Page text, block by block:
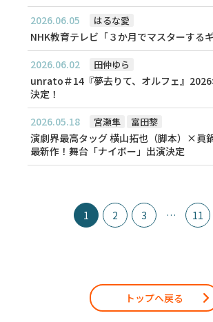
2026.06.05
NHK教育テレビ「３か月でマスターする
はるな愛
2026.06.02
unrato＃14『夢去りて、オルフェ』
決定！
田仲ゆら
2026.05.18
演劇界最高タッグ 横山拓也（脚本）×眞
最新作！舞台「ナイボー」出演決定
宮瀬隼 富田黎
1 2 3 … 11
トップへ戻る